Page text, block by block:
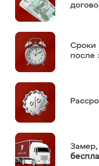
Сроки
после
Замер,